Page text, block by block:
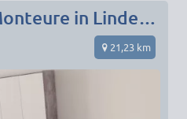
Vermietung an Monteure in Linden(Convenient Sleep)
21,23 km